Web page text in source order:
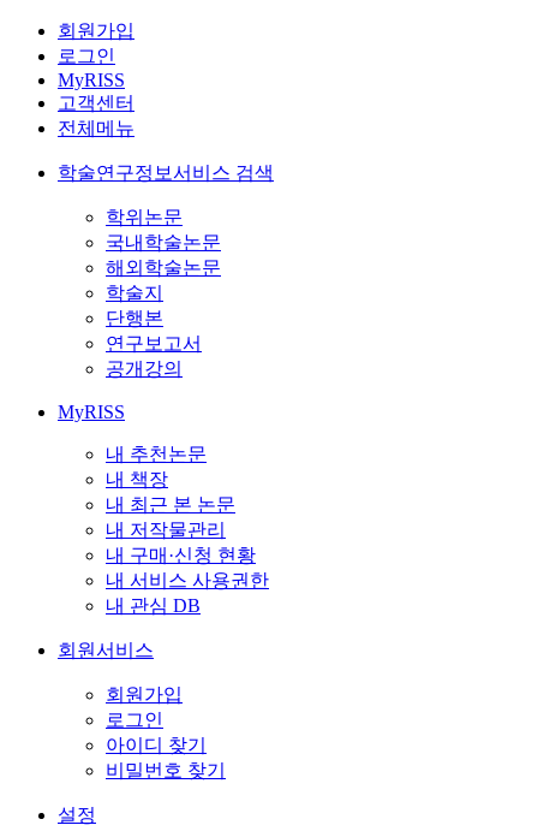
회원가입
로그인
MyRISS
고객센터
전체메뉴
학술연구정보서비스 검색
학위논문
국내학술논문
해외학술논문
학술지
단행본
연구보고서
공개강의
MyRISS
내 추천논문
내 책장
내 최근 본 논문
내 저작물관리
내 구매·신청 현황
내 서비스 사용권한
내 관심 DB
회원서비스
회원가입
로그인
아이디 찾기
비밀번호 찾기
설정